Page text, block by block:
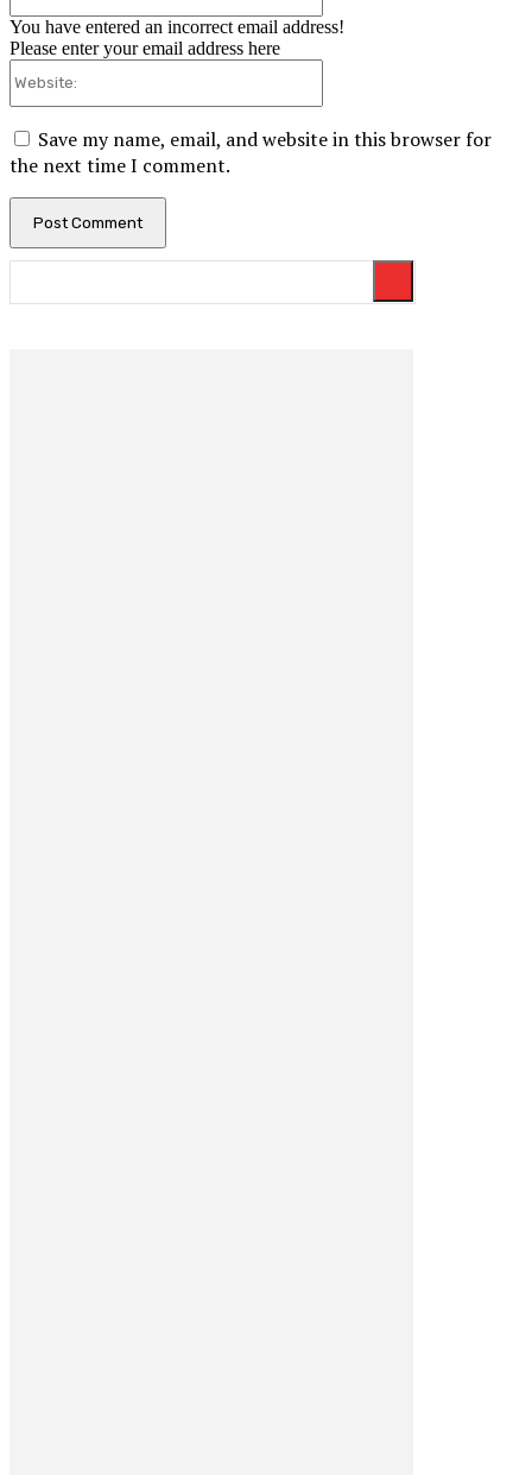
You have entered an incorrect email address!
Please enter your email address here
Save my name, email, and website in this browser for
the next time I comment.